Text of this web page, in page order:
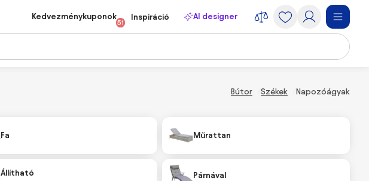
Kedvezménykuponok
51
Inspiráció AI designer
Bútor Székek Napozóágyak
Fa Műrattan
Állítható Párnával